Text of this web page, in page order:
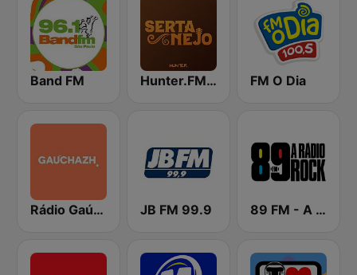
Band FM Hunter.FM - Sertanejo FM O Dia
Rádio Gaúcha ZH JB FM 99.9 89 FM - A Rádio Rock